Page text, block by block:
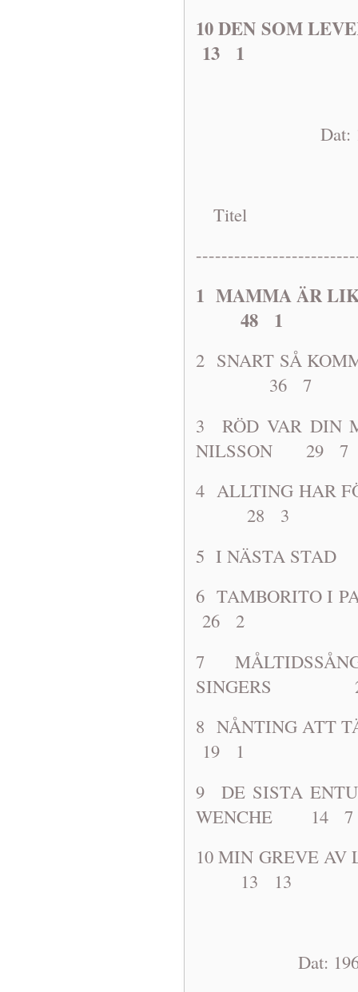
10 DEN
13 1
Dat: 1968-
Titel
1 MAMMA
48 1
2 SNART SÅ
36 7
3 RÖD VAR
NILSSON 29 7
4 ALLTING HAR
28 3
5 I NÄSTA
6
26 2
7
SINGERS
8 NÅNTING
19 1
9 DE SISTA
WENCHE 14 7
10 MIN GREVE
13 13
Dat: 1968-